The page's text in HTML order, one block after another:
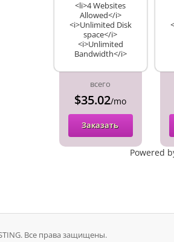
<li>4 Websites
Allowed</i>
<i>Unlimited Disk
space</i>
<i>Unlimited
Bandwidth</i>
всего
$35.02/mo
Заказать
Powered
Все права защищены.